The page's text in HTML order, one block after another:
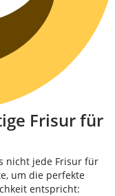
Frisur für
nicht jede Frisur für
um die perfekte
entspricht: